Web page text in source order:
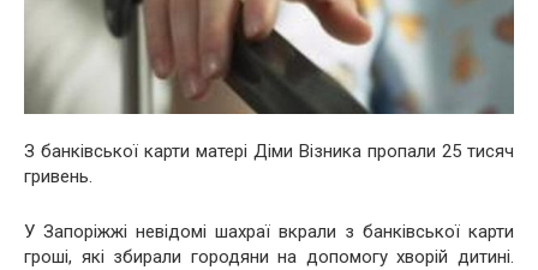
З банківської карти матері Діми Візника пропали 25 тисяч
гривень.
У Запоріжжі невідомі шахраї вкрали з банківської карти
гроші, які збирали городяни на допомогу хворій дитині.